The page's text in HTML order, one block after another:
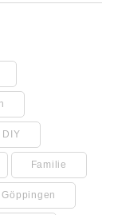
DIY
Familie
Göppingen